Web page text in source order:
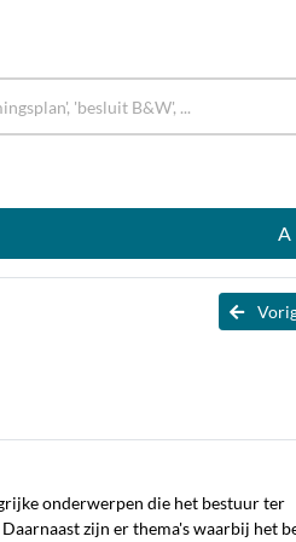
A
onderwerpen die het bestuur ter
zijn er thema's waarbij het